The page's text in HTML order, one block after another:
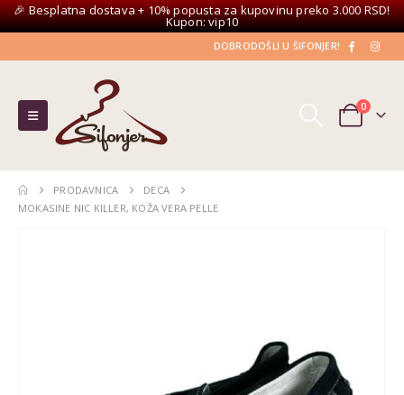
🎉 Besplatna dostava + 10% popusta za kupovinu preko 3.000 RSD!
Kupon: vip10
DOBRODOŠLI U ŠIFONJER!
0
PRODAVNICA
DECA
MOKASINE NIC KILLER, KOŽA VERA PELLE